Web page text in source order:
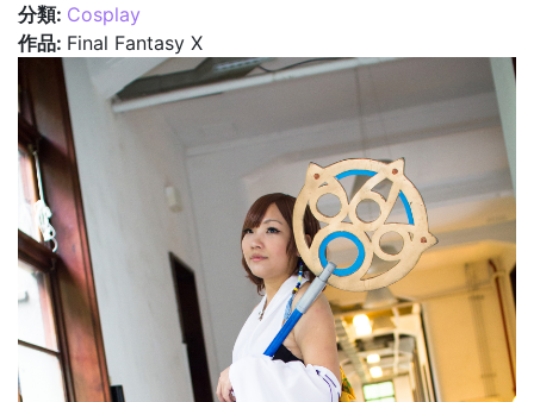
分類: Cosplay
作品: Final Fantasy X